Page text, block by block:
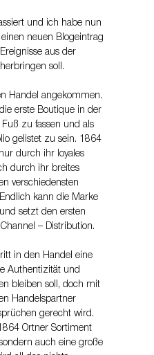
und ich habe nun
neuen Blogeintrag
aus der
soll.
Handel angekommen.
erste Boutique in der
Fuß zu fassen und als
gelistet zu sein. 1864
durch ihr loyales
durch ihr breites
verschiedensten
kann die Marke
setzt den ersten
– Distribution.
in den Handel eine
Authentizität und
bleiben soll, doch mit
Handelspartner
gerecht wird.
Ortner Sortiment
auch eine große